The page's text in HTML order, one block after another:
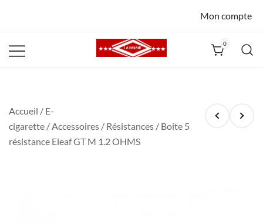
Mon compte
0
Accueil / E-
cigarette /Accessoires / Résistances / Boite 5
résistance Eleaf GT M 1.2 OHMS